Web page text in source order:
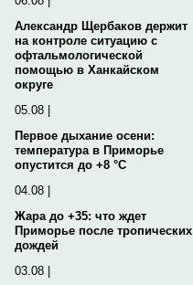
Александр Щербаков держит
на контроле ситуацию с
офтальмологической
помощью в Ханкайском
округе
05.08 |
Первое дыхание осени:
температура в Приморье
опустится до +8 °C
04.08 |
Жара до +35: что ждет
Приморье после тропических
дождей
03.08 |